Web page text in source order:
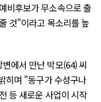
비후보가 무소속으로 출
것"이라고 목소리를 높
에서 만난 박모(64) 씨
히며 "동구가 수성구나
등 새로운 사업이 시작